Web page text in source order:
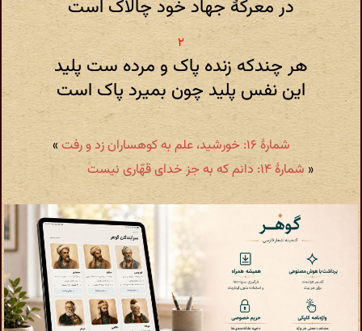
در معرکهٔ جهاد خود چالاک است
هر چندکه زنده پاک و مرده ست پلید
این نفس پلید چون بمیرد پاک است
شمارهٔ ۱۶: خورشید، علم به کوهساران زد و رفت
»
« شمارهٔ ۱۴: دانم که به جز خدای قهّاری نیست